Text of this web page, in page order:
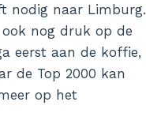
nodig naar Limburg.
nog druk op de
eerst aan de koffie,
de Top 2000 kan
op het